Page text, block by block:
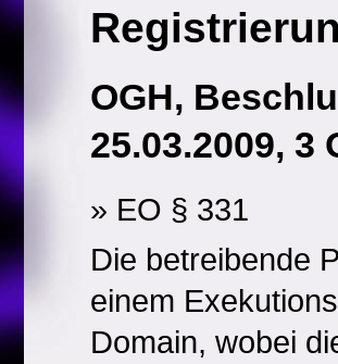
OGH,
25.03.2009, 3
» EO § 331
Die betreibende
einem
Domain, wobei